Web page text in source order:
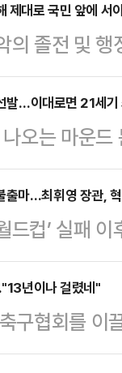
교통정리를
자 에런 글
석의 26인
트리플A 세
이드를 통해
제대로 국민 앞에
의 졸전 및
잦아들 기미
했고, 박지성
발을 뗐다.
'의 중심에
은 그 어디에
려 수십억원
발…이대로면 21세
오는 마운
한 전력을
에이스 드류
투수 미치
으나, 버하겐
노로 선회
빛나는 베테
출마…최휘영 장관,
컵’ 실패
신위)’가 6
사들은 차
문화체육관
올림픽 파크
년이나 걸렸네"
구협회를 이
자 누리꾼